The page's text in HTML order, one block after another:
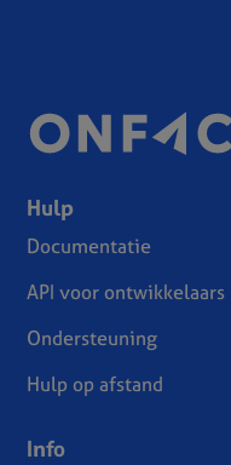
Hulp
Documentatie
API voor ontwikkelaars
Ondersteuning
Hulp op afstand
Info